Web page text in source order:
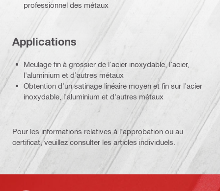
professionnel des métaux
Applications
Meulage fin à grossier de l’acier inoxydable, l’acier,
l'aluminium et d’autres métaux
Obtention d'un satinage linéaire moyen et fin sur l'acier
inoxydable, l'aluminium et d'autres métaux
Pour les informations relatives à l'approbation ou au
certificat, veuillez consulter les articles individuels.